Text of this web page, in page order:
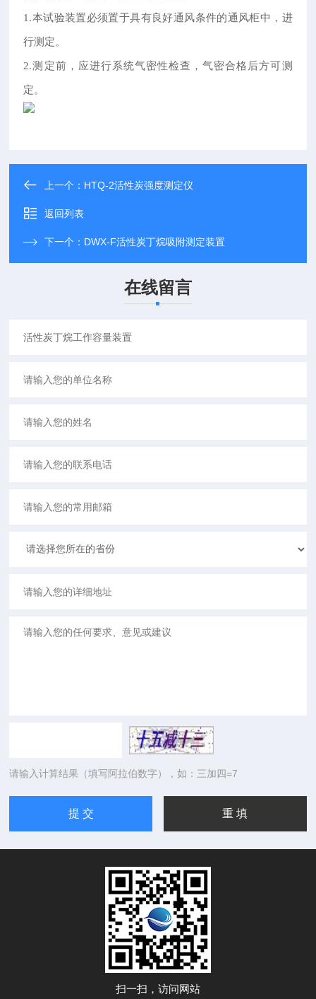
1.本试验装置必须置于具有良好通风条件的通风柜中，进
行测定。
2.测定前，应进行系统气密性检查，气密合格后方可测
定。
上一个： HTQ-2活性炭强度测定仪
返回列表
下一个： DWX-F活性炭丁烷吸附测定装置
在线留言
请输入计算结果（填写阿拉伯数字），如：三加四=7
扫一扫，访问网站